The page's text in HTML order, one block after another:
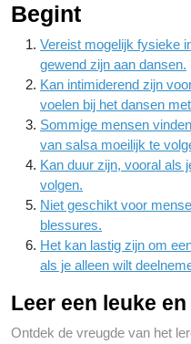
Begint
Vereist mogelijk fysieke
gewend zijn aan dansen.
Kan intimiderend zijn
voelen bij het dansen
Sommige mensen
van salsa moeilijk te
Kan duur zijn, vooral als
volgen.
Niet geschikt voor
blessures.
Het kan lastig zijn om
als je alleen wilt
Leer een leuke
Ontdek de vreugde van het